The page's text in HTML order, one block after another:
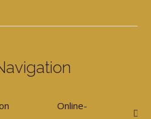
Online-